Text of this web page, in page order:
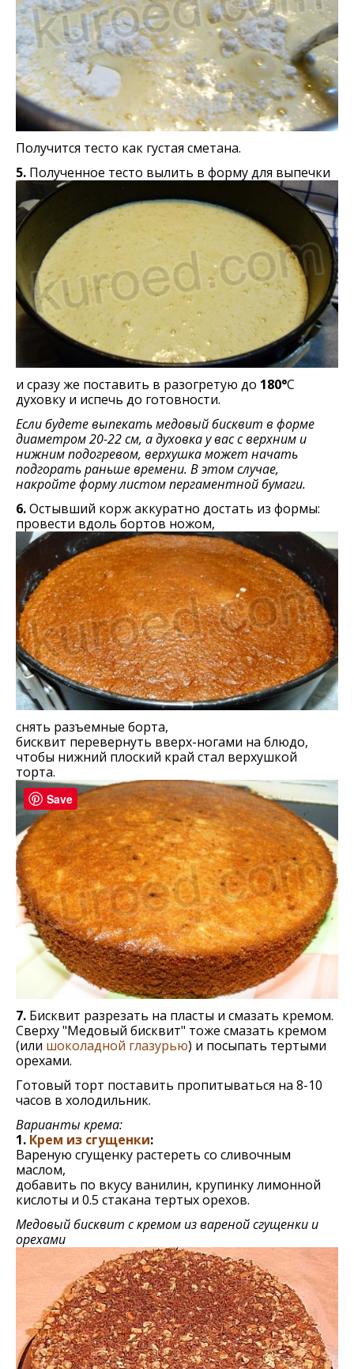
Получится тесто как густая сметана.
5. Полученное тесто вылить в форму для выпечки
и сразу же поставить в разогретую до 180°C
духовку и испечь до готовности.
Если будете выпекать медовый бисквит в форме
диаметром 20-22 см, а духовка у вас с верхним и
нижним подогревом, верхушка может начать
подгорать раньше времени. В этом случае,
накройте форму листом пергаментной бумаги.
6.Остывший корж аккуратно достать из формы:
провести вдоль бортов ножом,
снять разъемные борта,
бисквит перевернуть вверх-ногами на блюдо,
чтобы нижний плоский край стал верхушкой
торта.
7. Бисквит разрезать на пласты и смазать кремом.
Сверху "Медовый бисквит" тоже смазать кремом
(или шоколадной глазурью) и посыпать тертыми
орехами.
Готовый торт поставить пропитываться на 8-10
часов в холодильник.
Варианты крема:
1. Крем из сгущенки:
Вареную сгущенку растереть со сливочным
маслом,
добавить по вкусу ванилин, крупинку лимонной
кислоты и 0.5 стакана тертых орехов.
Медовый бисквит с кремом из вареной сгущенки и
орехами
Save